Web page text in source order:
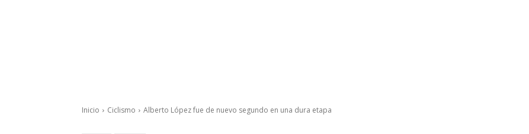
Inicio Ciclismo Alberto López fue de nuevo segundo en una dura etapa